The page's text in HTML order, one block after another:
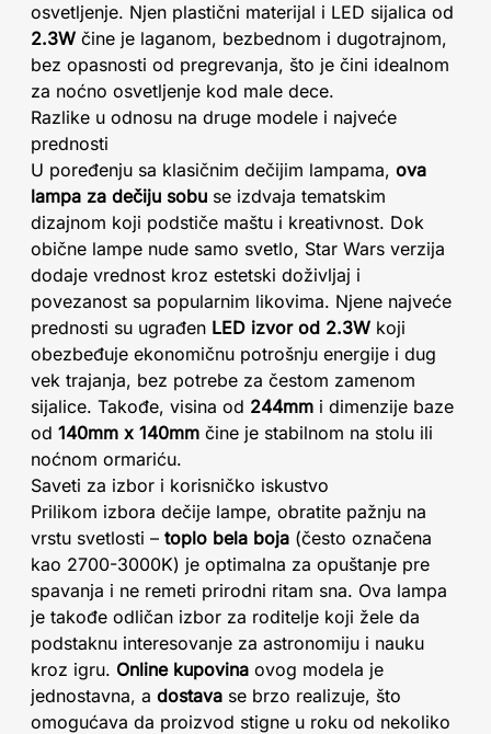
osvetljenje. Njen plastični materijal i LED sijalica od
2.3W čine je laganom, bezbednom i dugotrajnom,
bez opasnosti od pregrevanja, što je čini idealnom
za noćno osvetljenje kod male dece.
Razlike u odnosu na druge modele i najveće
prednosti
U poređenju sa klasičnim dečijim lampama, ova
lampa za dečiju sobu se izdvaja tematskim
dizajnom koji podstiče maštu i kreativnost. Dok
obične lampe nude samo svetlo, Star Wars verzija
dodaje vrednost kroz estetski doživljaj i
povezanost sa popularnim likovima. Njene najveće
prednosti su ugrađen LED izvor od 2.3W koji
obezbeđuje ekonomičnu potrošnju energije i dug
vek trajanja, bez potrebe za čestom zamenom
sijalice. Takođe, visina od 244mm i dimenzije baze
od 140mm x 140mm čine je stabilnom na stolu ili
noćnom ormariću.
Saveti za izbor i korisničko iskustvo
Prilikom izbora dečije lampe, obratite pažnju na
vrstu svetlosti – toplo bela boja (često označena
kao 2700-3000K) je optimalna za opuštanje pre
spavanja i ne remeti prirodni ritam sna. Ova lampa
je takođe odličan izbor za roditelje koji žele da
podstaknu interesovanje za astronomiju i nauku
kroz igru. Online kupovina ovog modela je
jednostavna, a dostava se brzo realizuje, što
omogućava da proizvod stigne u roku od nekoliko